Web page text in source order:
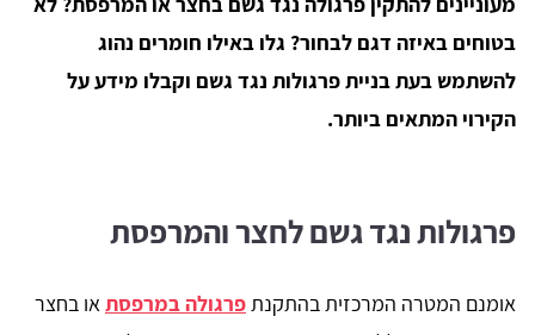
בטוחים באיזה דגם לבחור? גלו באילו חומרים נהוג
להשתמש בעת בניית פרגולות נגד גשם וקבלו מידע על
הקירוי המתאים ביותר.
פרגולות נגד גשם לחצר והמרפסת
אומנם המטרה המרכזית בהתקנתפרגולה במרפסתאו בחצר